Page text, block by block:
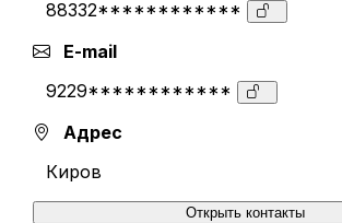
88332************
E-mail
9229************
Адрес
Киров
Открыть контакты